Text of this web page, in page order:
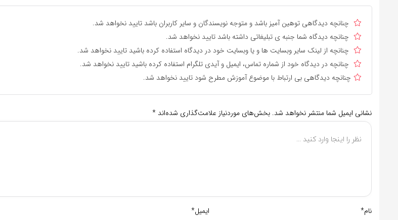
چنانچه دیدگاهی توهین آمیز باشد و متوجه نویسندگان و سایر کاربران باشد تایید نخواهد شد.
چنانچه دیدگاه شما جنبه ی تبلیغاتی داشته باشد تایید نخواهد شد.
چنانچه از لینک سایر وبسایت ها و یا وبسایت خود در دیدگاه استفاده کرده باشید تایید نخواهد شد.
چنانچه در دیدگاه خود از شماره تماس، ایمیل و آیدی تلگرام استفاده کرده باشید تایید نخواهد شد.
چنانچه دیدگاهی بی ارتباط با موضوع آموزش مطرح شود تایید نخواهد شد.
نشانی ایمیل شما منتشر نخواهد شد. بخش‌های موردنیاز علامت‌گذاری شده‌اند *
نام* ایمیل*